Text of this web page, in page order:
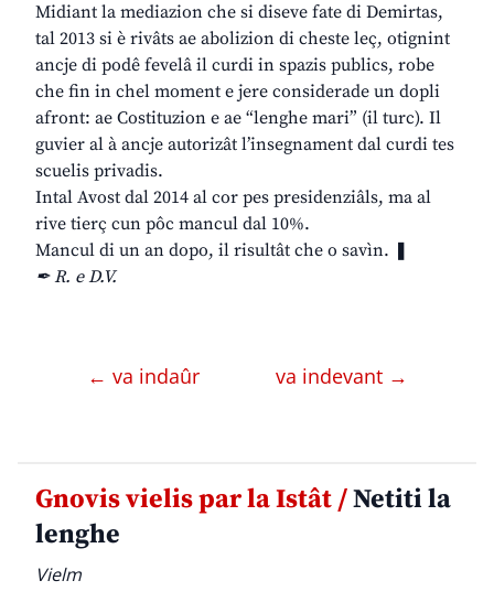
Midiant la mediazion che si diseve fate di Demirtas,
tal 2013 si è rivâts ae abolizion di cheste leç, otignint
ancje di podê fevelâ il curdi in spazis publics, robe
che fin in chel moment e jere considerade un dopli
afront: ae Costituzion e ae “lenghe mari” (il turc). Il
guvier al à ancje autorizât l’insegnament dal curdi tes
scuelis privadis.
Intal Avost dal 2014 al cor pes presidenziâls, ma al
rive tierç cun pôc mancul dal 10%.
Mancul di un an dopo, il risultât che o savìn. ❚
✒ R. e D.V.
← va indaûr va indevant →
Gnovis vielis par la Istât /Netiti la
lenghe
Vielm